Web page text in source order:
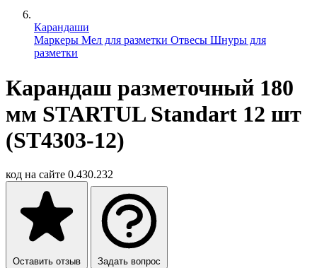
Карандаши
Маркеры Мел для разметки Отвесы Шнуры для
разметки
Карандаш разметочный 180
мм STARTUL Standart 12 шт
(ST4303-12)
код на сайте 0.430.232
Оставить отзыв Задать вопрос